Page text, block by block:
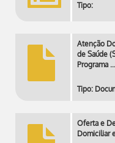
Tipo:
Atenção
de Saúde
Programa …
Tipo:
Oferta e
Domiciliar